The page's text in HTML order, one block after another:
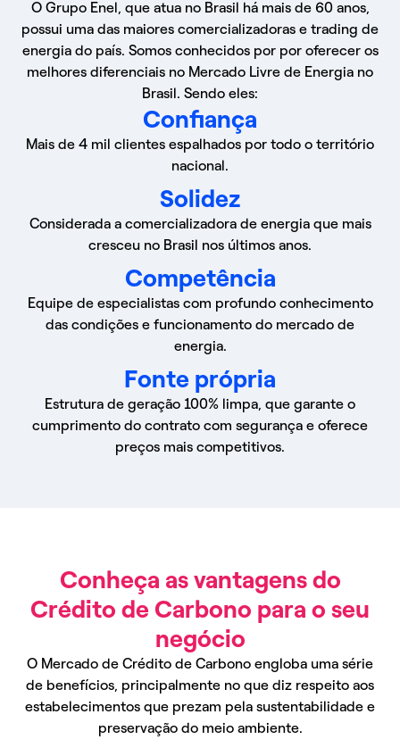
O Grupo Enel, que atua no Brasil há mais de 60 anos,
possui uma das maiores comercializadoras e trading de
energia do país. Somos conhecidos por por oferecer os
melhores diferenciais no Mercado Livre de Energia no
Brasil. Sendo eles:
Confiança
Mais de 4 mil clientes espalhados por todo o território
nacional.
Solidez
Considerada a comercializadora de energia que mais
cresceu no Brasil nos últimos anos.
Competência
Equipe de especialistas com profundo conhecimento
das condições e funcionamento do mercado de
energia.
Fonte própria
Estrutura de geração 100% limpa, que garante o
cumprimento do contrato com segurança e oferece
preços mais competitivos.
Conheça as vantagens do
Crédito de Carbono para o seu
negócio
O Mercado de Crédito de Carbono engloba uma série
de benefícios, principalmente no que diz respeito aos
estabelecimentos que prezam pela sustentabilidade e
preservação do meio ambiente.